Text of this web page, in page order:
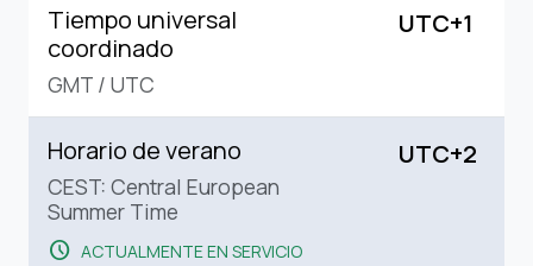
Tiempo universal
coordinado
GMT / UTC
UTC+1
Horario de verano
CEST: Central European
Summer Time
schedule ACTUALMENTE EN SERVICIO
UTC+2